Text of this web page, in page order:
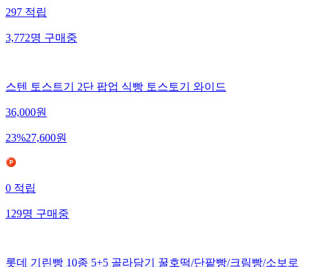
297적립
3,772명구매중
스텐 토스트기 2단 팝업 식빵 토스토기 와이드
36,000원
23%27,600원
0적립
129명구매중